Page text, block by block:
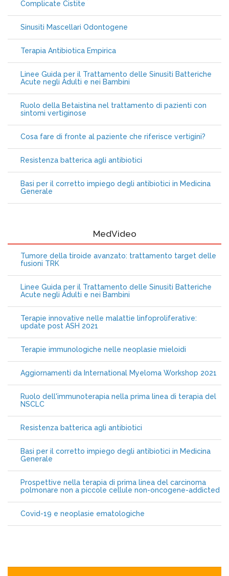
Complicate Cistite
Sinusiti Mascellari Odontogene
Terapia Antibiotica Empirica
Linee Guida per il Trattamento delle Sinusiti Batteriche
Acute negli Adulti e nei Bambini
Ruolo della Betaistina nel trattamento di pazienti con
sintomi vertiginose
Cosa fare di fronte al paziente che riferisce vertigini?
Resistenza batterica agli antibiotici
Basi per il corretto impiego degli antibiotici in Medicina
Generale
MedVideo
Tumore della tiroide avanzato: trattamento target delle
fusioni TRK
Linee Guida per il Trattamento delle Sinusiti Batteriche
Acute negli Adulti e nei Bambini
Terapie innovative nelle malattie linfoproliferative:
update post ASH 2021
Terapie immunologiche nelle neoplasie mieloidi
Aggiornamenti da International Myeloma Workshop 2021
Ruolo dell'immunoterapia nella prima linea di terapia del
NSCLC
Resistenza batterica agli antibiotici
Basi per il corretto impiego degli antibiotici in Medicina
Generale
Prospettive nella terapia di prima linea del carcinoma
polmonare non a piccole cellule non-oncogene-addicted
Covid-19 e neoplasie ematologiche